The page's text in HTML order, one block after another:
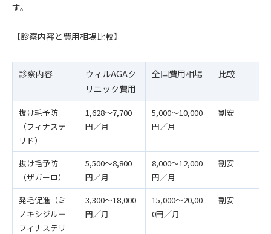
す。
【診察内容と費用相場比較】
診察内容
ウィルAGAク
リニック費用
全国費用相場 比較
抜け毛予防
（フィナステ
リド）
1,628〜7,700
円／月
5,000〜10,000
円／月
割安
抜け毛予防
（ザガーロ）
5,500〜8,800
円／月
8,000〜12,000
円／月
割安
発毛促進（ミ
ノキシジル＋
フィナステリ
3,300〜18,000
円／月
15,000〜20,00
0円／月
割安